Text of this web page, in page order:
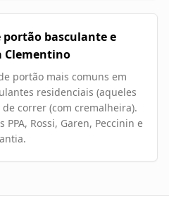
portão basculante e
Clementino
portão mais comuns em
residenciais (aqueles
correr (com cremalheira).
Rossi, Garen, Peccinin e